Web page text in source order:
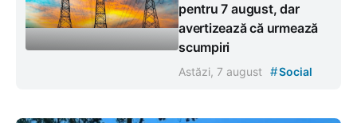
pentru 7 august, dar
avertizează că urmează
scumpiri
Astăzi, 7 august #Social